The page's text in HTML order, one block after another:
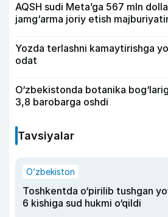
AQSH sudi Meta’ga 567 mln
jamg‘arma joriy etish
Yozda terlashni kamaytirishga
odat
O‘zbekistonda botanika
3,8 barobarga oshdi
Tavsiyalar
O‘zbekiston
Toshkentda o‘pirilib tushgan
6 kishiga sud hukmi o‘qildi